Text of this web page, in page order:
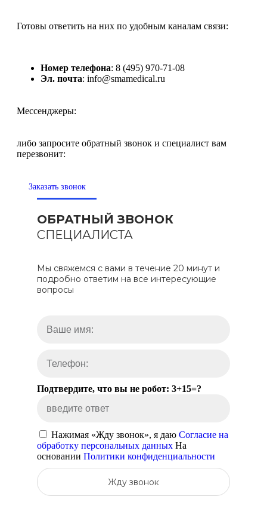
Готовы ответить на них по удобным каналам связи:
Номер телефона: 8 (495) 970-71-08
Эл. почта: info@smamedical.ru
Мессенджеры:
либо запросите обратный звонок и специалист вам
перезвонит:
Заказать звонок
ОБРАТНЫЙ ЗВОНОК
СПЕЦИАЛИСТА
Мы свяжемся с вами в течение 20 минут и
подробно ответим на все интересующие
вопросы
Подтвердите, что вы не робот: 3+15=?
Нажимая «Жду звонок», я даю Согласие на
обработку персональных данных На
основании Политики конфиденциальности
Жду звонок